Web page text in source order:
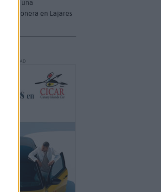
Vuelca una
hormigonera en Lajares
PUBLICIDAD